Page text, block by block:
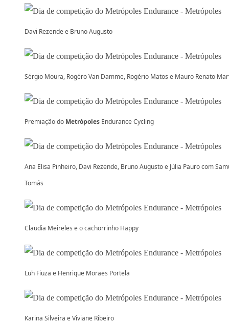
Davi Rezende e Bruno Augusto
Sérgio Moura, Rogéro Van Damme, Rogério Matos e Mauro Renato
Premiação do Metrópoles Endurance Cycling
Ana Elisa Pinheiro, Davi Rezende, Bruno Augusto e Júlia Pauro com
Tomás
Claudia Meireles e o cachorrinho Happy
Luh Fiuza e Henrique Moraes Portela
Karina Silveira e Viviane Ribeiro